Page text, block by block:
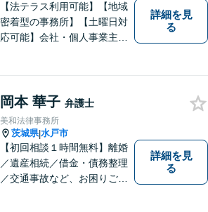
【法テラス利用可能】【地域
密着型の事務所】【土曜日対
応可能】会社・個人事業主の
済などに対応しております。
お気軽にご相談ください。
詳細を見
る
岡本 華子 弁護士
美和法律事務所
茨城県|水戸市
【初回相談１時間無料】離婚
／遺産相続／借金・債務整理
／交通事故など、お困りごと
詳細を見
る